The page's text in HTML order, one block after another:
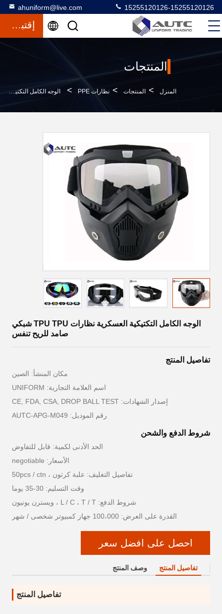
ahuniform@live.com 15255120126-15255120126
إقتباس
المنتجات
المنزل > المنتجات > نظارات PPE > الوجه الكامل التكتيكية العسكرية نظارات TPU TPU شبكي صامد للريح تنفس
الوجه الكامل التكتيكية العسكرية نظارات TPU TPU شبكي
صامد للريح تنفس
تفاصيل المنتج
مكان المنشأ: الصين
اسم العلامة التجارية: UNIFORM
إصدار الشهادات: CE, FDA, CSA, DROP BALL TEST
رقم الموديل: AUTC-APG-M049
شروط الدفع والشحن
الحد الأدنى لكمية: قابل للتفاوض
الأسعار: negotiable
تفاصيل التغليف: علبة كرتون ، 50pcs / ctn
وقت التسليم: 30-35 يوما
شروط الدفع: L / C ، T / T ، ويسترن يونيون
القدرة على العرض: 100،000 جهاز كمبيوتر شخصى / شهر
احصل على افضل سعر
تفاصيل المنتج وصف المنتج
تفاصيل المنتج